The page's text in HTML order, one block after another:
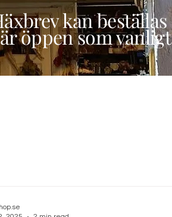
kan beställas
öppen som vanligt